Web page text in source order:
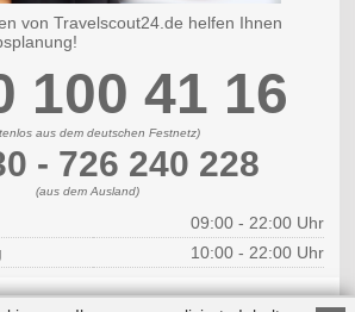
von Travelscout24.de helfen Ihnen
100 41 16
aus dem deutschen Festnetz)
- 726 240 228
(aus dem Ausland)
09:00 - 22:00 Uhr
10:00 - 22:00 Uhr